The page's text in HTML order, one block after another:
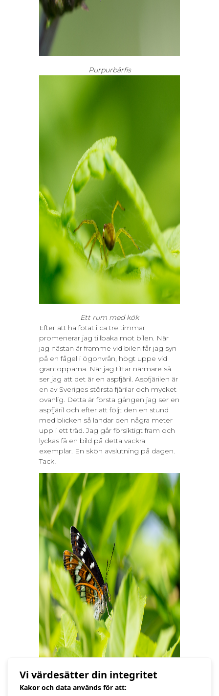
Purpurbärfis
Ett rum med kök
Efter att ha fotat i ca tre timmar
promenerar jag tillbaka mot bilen. När
jag nästan är framme vid bilen får jag syn
på en fågel i ögonvrån, högt uppe vid
grantopparna. När jag tittar närmare så
ser jag att det är en aspfjäril. Aspfjärilen är
en av Sveriges största fjärilar och mycket
ovanlig. Detta är första gången jag ser en
aspfjäril och efter att följt den en stund
med blicken så landar den några meter
upp i ett träd. Jag går försiktigt fram och
lyckas få en bild på detta vackra
exemplar. En skön avslutning på dagen.
Tack!
Vi värdesätter din integritet
Kakor och data används för att: